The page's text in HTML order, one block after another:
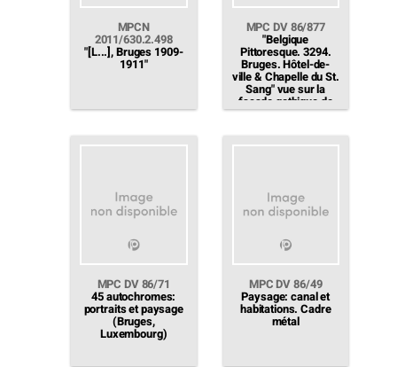
MPCN
2011/630.2.498
"[L...], Bruges 1909-
1911"
MPC DV 86/877
"Belgique
Pittoresque. 3294.
Bruges. Hôtel-de-
ville & Chapelle du St.
Sang" vue sur la
façade gothique de
l'hôtel de ville accollé
basilique du Saint-
Sang
MPC DV 86/71
45 autochromes:
portraits et paysage
(Bruges,
Luxembourg)
MPC DV 86/49
Paysage: canal et
habitations. Cadre
métal